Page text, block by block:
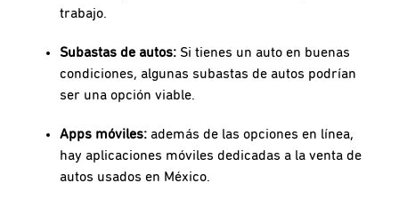
trabajo.
Subastas de autos: Si tienes un auto en buenas
condiciones, algunas subastas de autos podrían
ser una opción viable.
Apps móviles: además de las opciones en línea,
hay aplicaciones móviles dedicadas a la venta de
autos usados en México.